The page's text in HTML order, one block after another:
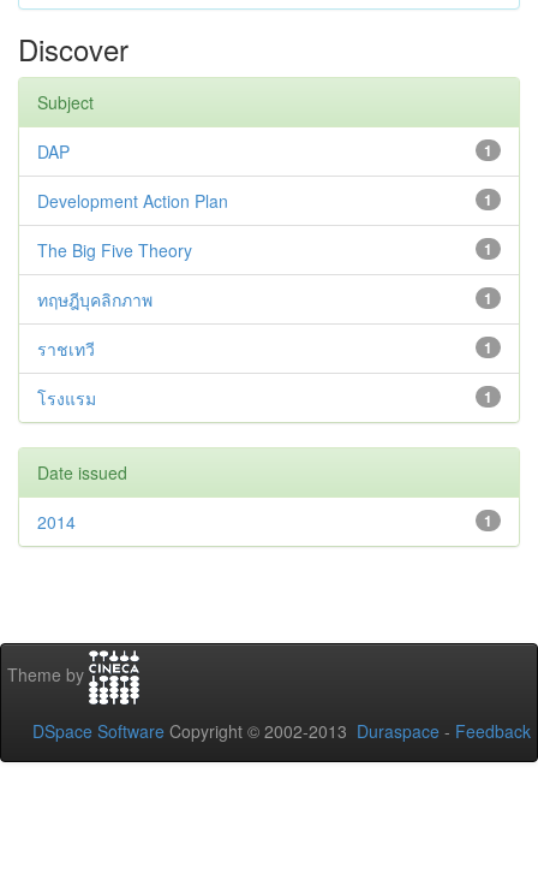
Discover
Subject
1
DAP
1
Development Action Plan
1
The Big Five Theory
1
ทฤษฎีบุคลิกภาพ
1
ราชเทวี
1
โรงแรม
Date issued
1
2014
Theme by
DSpace Software Copyright © 2002-2013 Duraspace - Feedback